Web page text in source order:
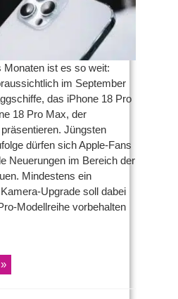
exklusives
Kamera-
Monaten ist es so weit:
im September
das iPhone 18 Pro
18 Pro Max, der
Jüngsten
dürfen sich Apple-Fans
Neuerungen im Bereich der
Mindestens ein
Upgrade soll dabei
Modellreihe vorbehalten